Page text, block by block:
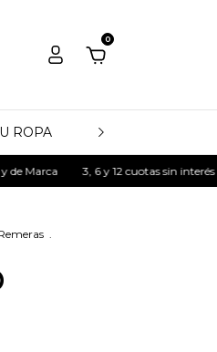
0
ROPA QUIÉNES SOMOS
3, 6 y 12 cuotas sin interés
.